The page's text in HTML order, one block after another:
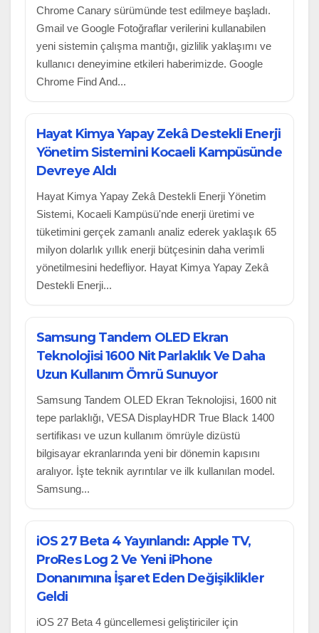
Chrome Canary sürümünde test edilmeye başladı.
Gmail ve Google Fotoğraflar verilerini kullanabilen
yeni sistemin çalışma mantığı, gizlilik yaklaşımı ve
kullanıcı deneyimine etkileri haberimizde. Google
Chrome Find And...
Hayat Kimya Yapay Zekâ Destekli Enerji
Yönetim Sistemini Kocaeli Kampüsünde
Devreye Aldı
Hayat Kimya Yapay Zekâ Destekli Enerji Yönetim
Sistemi, Kocaeli Kampüsü'nde enerji üretimi ve
tüketimini gerçek zamanlı analiz ederek yaklaşık 65
milyon dolarlık yıllık enerji bütçesinin daha verimli
yönetilmesini hedefliyor. Hayat Kimya Yapay Zekâ
Destekli Enerji...
Samsung Tandem OLED Ekran
Teknolojisi 1600 Nit Parlaklık Ve Daha
Uzun Kullanım Ömrü Sunuyor
Samsung Tandem OLED Ekran Teknolojisi, 1600 nit
tepe parlaklığı, VESA DisplayHDR True Black 1400
sertifikası ve uzun kullanım ömrüyle dizüstü
bilgisayar ekranlarında yeni bir dönemin kapısını
aralıyor. İşte teknik ayrıntılar ve ilk kullanılan model.
Samsung...
iOS 27 Beta 4 Yayınlandı: Apple TV,
ProRes Log 2 Ve Yeni iPhone
Donanımına İşaret Eden Değişiklikler
Geldi
iOS 27 Beta 4 güncellemesi geliştiriciler için